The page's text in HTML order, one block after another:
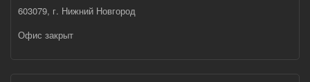
603079, г. Нижний Новгород
Офис закрыт